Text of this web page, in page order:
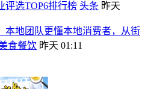
评选TOP6排行榜 头条 昨天
本地团队更懂本地消费者，从街
食餐饮 昨天 01:11